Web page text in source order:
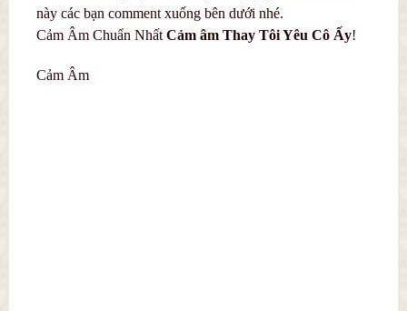
này các bạn comment xuống bên dưới nhé.
Cảm Âm Chuẩn Nhất Cảm âm Thay Tôi Yêu Cô Ấy!
Cảm Âm